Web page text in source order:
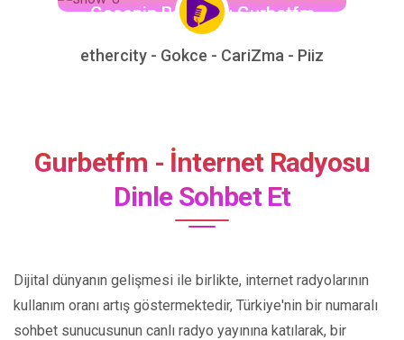
Gecenin Radyosu Gurbetfm
ethercity - Gokce - CariZma - Piiz
Gurbetfm - İnternet Radyosu
Dinle Sohbet Et
Dijital dünyanın gelişmesi ile birlikte, internet radyolarının
kullanım oranı artış göstermektedir, Türkiye'nin bir numaralı
sohbet sunucusunun canlı radyo yayınına katılarak, bir